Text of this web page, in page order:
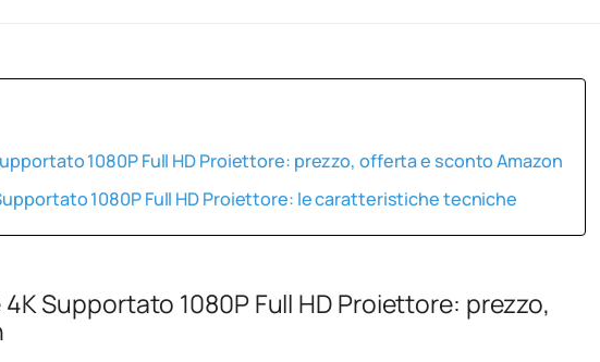
1080P Full HD Proiettore: prezzo, offerta e sconto Amazon
1080P Full HD Proiettore: le caratteristiche tecniche
Supportato 1080P Full HD Proiettore: prezzo,